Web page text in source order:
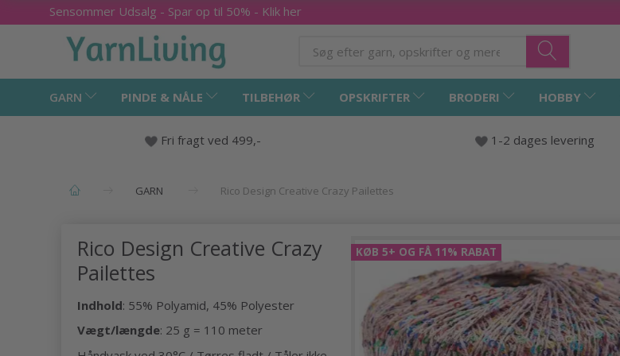
Sensommer Udsalg - Spar op til 50% - Klik her
GARN PINDE & NÅLE TILBEHØR OPSKRIFTER BRODERI HOBBY
Fri fragt ved 499,- 1-2 dages levering
GARN Rico Design Creative Crazy Pailettes
Rico Design Creative Crazy
Pailettes
Indhold: 55% Polyamid, 45% Polyester
Vægt/længde: 25 g = 110 meter
KØB 5+ OG FÅ 11% RABAT